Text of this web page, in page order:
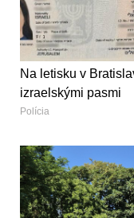
Na letisku v
izraelskými pasmi
Polícia